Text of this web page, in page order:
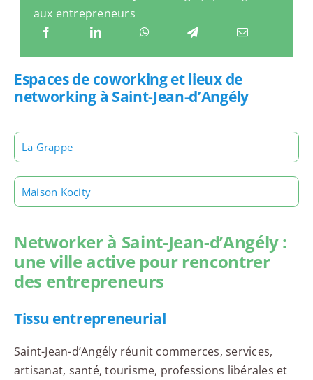
aux entrepreneurs
Espaces de coworking et lieux de
networking à Saint-Jean-d’Angély
La Grappe
Maison Kocity
Networker à Saint-Jean-d’Angély :
une ville active pour rencontrer
des entrepreneurs
Tissu entrepreneurial
Saint-Jean-d’Angély réunit commerces, services,
artisanat, santé, tourisme, professions libérales et